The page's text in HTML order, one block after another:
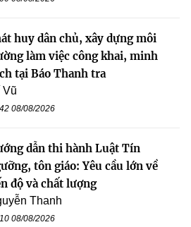
huy dân chủ, xây dựng môi
làm việc công khai, minh
tại Báo Thanh tra
Vũ
08/08/2026
dẫn thi hành Luật Tín
tôn giáo: Yêu cầu lớn về
độ và chất lượng
Thanh
08/08/2026